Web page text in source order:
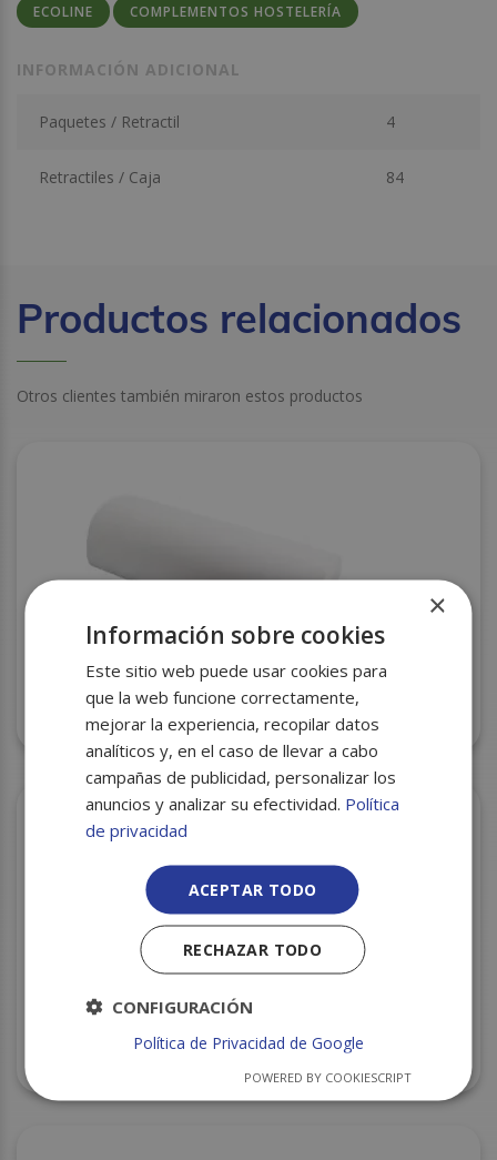
ECOLINE COMPLEMENTOS HOSTELERÍA
INFORMACIÓN ADICIONAL
Paquetes / Retractil 4
Retractiles / Caja 84
Productos relacionados
Otros clientes también miraron estos productos
BOBINA MOSTRADOR 1ª 40GR. 0,62 8KG
TARRINA PET ECO 250CC. P.50 C/600
×
Información sobre cookies
Este sitio web puede usar cookies para
que la web funcione correctamente,
mejorar la experiencia, recopilar datos
analíticos y, en el caso de llevar a cabo
campañas de publicidad, personalizar los
anuncios y analizar su efectividad. Política
de privacidad
ACEPTAR TODO
RECHAZAR TODO
CONFIGURACIÓN
Política de Privacidad de Google
POWERED BY COOKIESCRIPT